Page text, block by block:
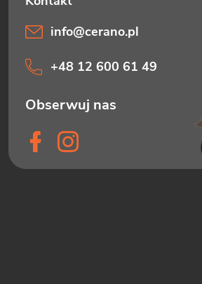
info@cerano.pl
+48 12 600 61 49